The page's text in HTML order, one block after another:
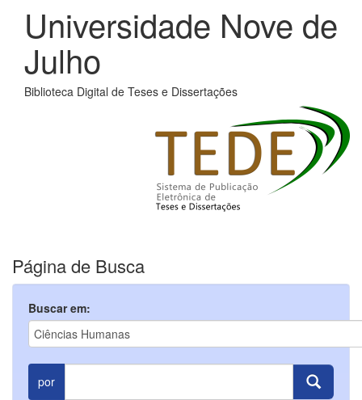
Universidade Nove de
Julho
Biblioteca Digital de Teses e Dissertações
Página de Busca
Buscar em:
por